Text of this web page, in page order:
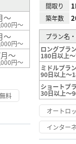
～
円～
～
円～
～
円～
料
間取り
築年数
プラン名
ロングプラン
180日以上
ミドルプラン
90日以上～
ショートプ
30日以上～
オートロ
インター